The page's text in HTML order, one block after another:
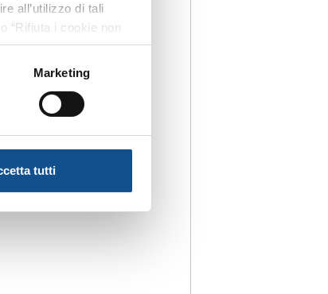
all’utilizzo di tali
“Rifiuta i cookie non
i cookie tecnici. Per
nella suddetta
a quest’ultima.
Marketing
tutti